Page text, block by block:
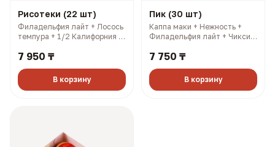
Рисотеки (22 шт)
Филадельфия лайт + Лосось
темпура + 1/2 Калифорния с
кани. 3 имбиря, 3 соевых, 3
1572 ккал)
7 950 ₸
В корзину
Пик (30 шт)
Каппа маки + Нежность +
Филадельфия лайт + Чикси
палочки, 3 васаби (966 гр,
7 750 ₸
В корзину